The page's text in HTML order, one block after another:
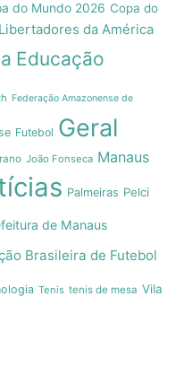
do Mundo 2026 Copa do
da América
Educação
Federação Amazonense de
Futebol Geral
João Fonseca Manaus
Palmeiras Pelci
de Manaus
Brasileira de Futebol
Tenis tenis de mesa Vila